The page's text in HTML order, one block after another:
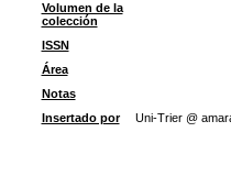
Volumen de la
colección
ISSN
Área
Notas
Insertado por
Uni-Trier @